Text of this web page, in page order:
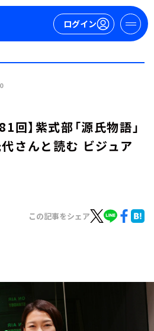
ログイン
回】紫式部「源氏物語」
代さんと読む ビジュア
この記事をシェア